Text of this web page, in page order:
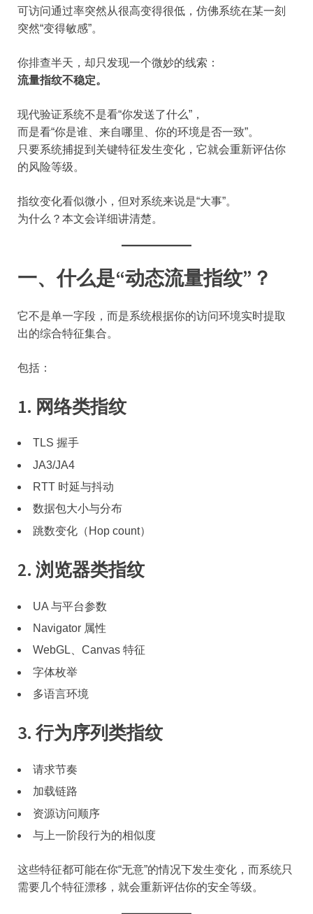
可访问通过率突然从很高变得很低，仿佛系统在某一刻
突然“变得敏感”。
你排查半天，却只发现一个微妙的线索：
流量指纹不稳定。
现代验证系统不是看“你发送了什么”，
而是看“你是谁、来自哪里、你的环境是否一致”。
只要系统捕捉到关键特征发生变化，它就会重新评估你
的风险等级。
指纹变化看似微小，但对系统来说是“大事”。
为什么？本文会详细讲清楚。
一、什么是“动态流量指纹”？
它不是单一字段，而是系统根据你的访问环境实时提取
出的综合特征集合。
包括：
1. 网络类指纹
TLS 握手
JA3/JA4
RTT 时延与抖动
数据包大小与分布
跳数变化（Hop count）
2. 浏览器类指纹
UA 与平台参数
Navigator 属性
WebGL、Canvas 特征
字体枚举
多语言环境
3. 行为序列类指纹
请求节奏
加载链路
资源访问顺序
与上一阶段行为的相似度
这些特征都可能在你“无意”的情况下发生变化，而系统只
需要几个特征漂移，就会重新评估你的安全等级。